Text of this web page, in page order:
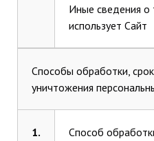
Иные сведения о
использует Сайт
Способы обработки,
уничтожения
1.
Способ